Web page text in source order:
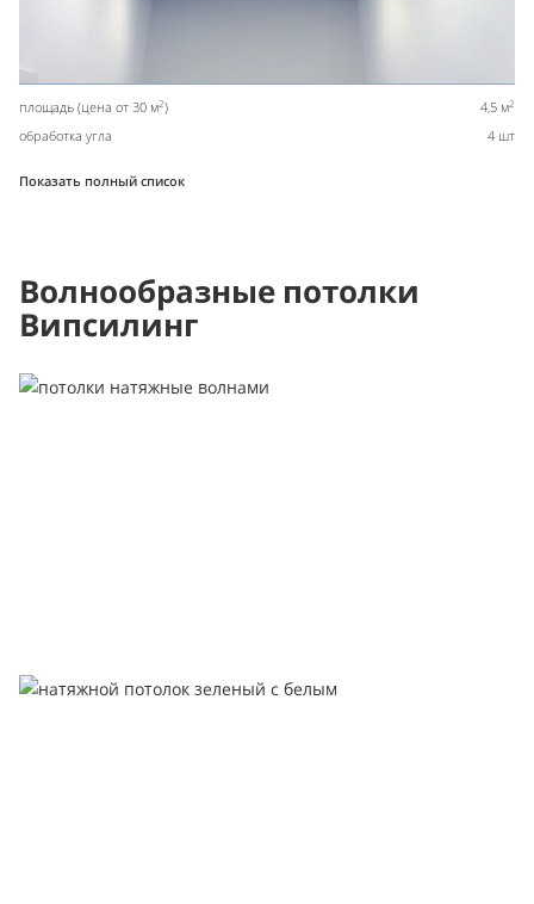
площадь (цена от 30 м2) 4,5 м2
обработка угла 4 шт
Показать полный список
Волнообразные потолки
Випсилинг